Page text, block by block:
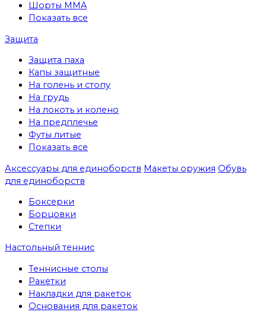
Шорты MMA
Показать все
Защита
Защита паха
Капы защитные
На голень и стопу
На грудь
На локоть и колено
На предплечье
Футы литые
Показать все
Аксессуары для единоборств Макеты оружия Обувь
для единоборств
Боксерки
Борцовки
Степки
Настольный теннис
Теннисные столы
Ракетки
Накладки для ракеток
Основания для ракеток